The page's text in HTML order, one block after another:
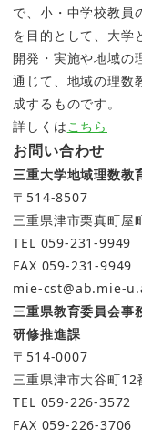
で、小・中学校教員
を目的として、大学
開発・実施や地域の
通じて、地域の理数
成するものです。
詳しくはこちら
お問い合わせ
三重大学地域理数教
〒514-8507
三重県津市栗真町屋
TEL 059-231-9949
FAX 059-231-9949
mie-cst@ab.mie-
三重県教育委員会事
研修推進課
〒514-0007
三重県津市大谷町12
TEL 059-226-3572
FAX 059-226-3706